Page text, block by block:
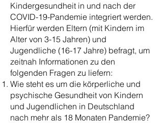
Kindergesundheit in und nach der
COVID-19-Pandemie integriert werden.
Hierfür werden Eltern (mit Kindern im
Alter von 3-15 Jahren) und
Jugendliche (16-17 Jahre) befragt, um
zeitnah Informationen zu den
folgenden Fragen zu liefern:
Wie steht es um die körperliche und
psychische Gesundheit von Kindern
und Jugendlichen in Deutschland
nach mehr als 18 Monaten Pandemie?